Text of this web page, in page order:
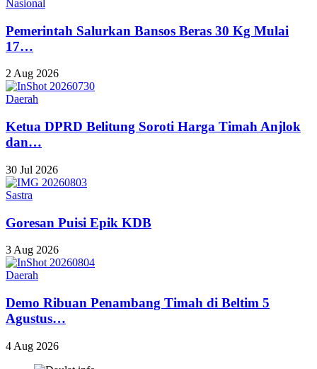
Nasional
Pemerintah Salurkan Bansos Beras 30 Kg Mulai
17…
2 Aug 2026
Daerah
Ketua DPRD Belitung Soroti Harga Timah Anjlok
dan…
30 Jul 2026
Sastra
Goresan Puisi Epik KDB
3 Aug 2026
Daerah
Demo Ribuan Penambang Timah di Beltim 5
Agustus…
4 Aug 2026